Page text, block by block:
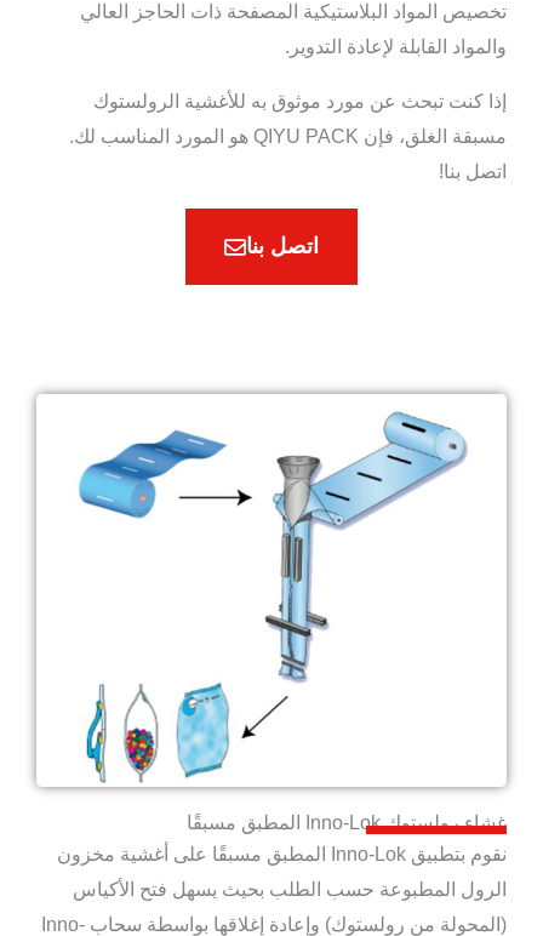
تخصيص المواد البلاستيكية المصفحة ذات الحاجز العالي
والمواد القابلة لإعادة التدوير.
إذا كنت تبحث عن مورد موثوق به للأغشية الرولستوك
مسبقة الغلق، فإن QIYU PACK هو المورد المناسب لك.
اتصل بنا!
اتصل بنا
غشاء رولستوك Inno-Lok المطبق مسبقًا
نقوم بتطبيق Inno-Lok المطبق مسبقًا على أغشية مخزون
الرول المطبوعة حسب الطلب بحيث يسهل فتح الأكياس
(المحولة من رولستوك) وإعادة إغلاقها بواسطة سحاب Inno-